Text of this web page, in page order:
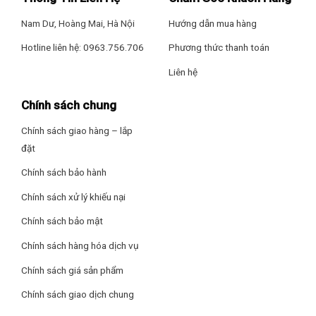
nồi hoặc chảo không bị đồ vật khác che chắn.
Lượng nước tiêu hao cho 1 lần rửa như trên chỉ 9.5 lít nước
với hệ thống tiết kiệm nước thông minh, rửa sạch, diệt khuẩn
Nam Dư, Hoàng Mai, Hà Nội
Hotline liên hệ: 0963.756.706
Hướng dẫn mua hàng
Phương thức thanh toán
Liên hệ
Chính sách chung
Chính sách giao hàng – lắp
đặt
Chính sách bảo hành
Chính sách xử lý khiếu nại
Chính sách bảo mật
Chính sách hàng hóa dịch vụ
Chính sách giá sản phẩm
Chính sách giao dịch chung